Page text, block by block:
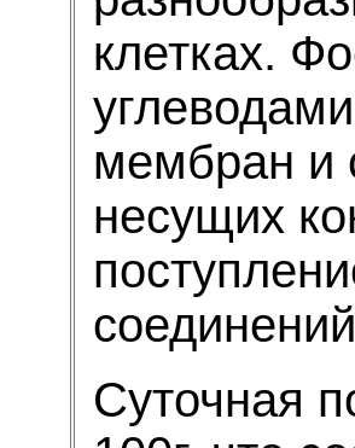
клетках.
мембран и
несущих
Суточная